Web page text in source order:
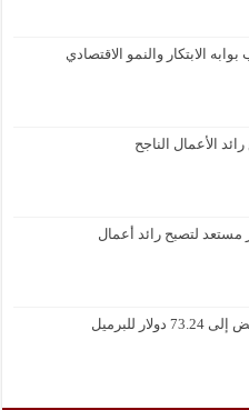
الابتكار والنمو الاقتصادي
الأعمال الناجح
مستعد لتصبح رائد أعمال
للبرميل